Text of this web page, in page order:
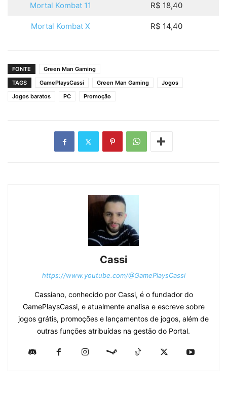
Mortal Kombat 11 R$ 18,40
Mortal Kombat X R$ 14,40
FONTE
Green Man Gaming
TAGS
GamePlaysCassi Green Man Gaming
Jogos
Jogos baratos
PC Promoção
Cassi
https://www.youtube.com/@GamePlaysCassi
Cassiano, conhecido por Cassi, é o fundador do
GamePlaysCassi, e atualmente analisa e escreve sobre
jogos grátis, promoções e lançamentos de jogos, além de
outras funções atribuídas na gestão do Portal.